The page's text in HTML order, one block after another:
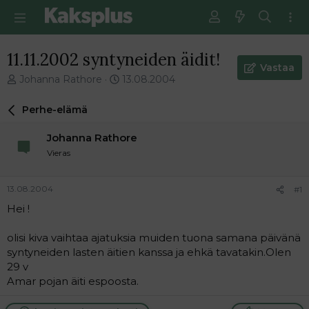
11.11.2002 syntyneiden äidit!
V
e
i
t
u
a
l
o
t
t
Johanna Rathore
E
m
i
e
i
13.08.2004
Vastaa
Perhe-elämä
Johanna Rathore
Vieras
13.08.2004 #1
Hei !
olisi kiva vaihtaa ajatuksia muiden tuona samana päivänä
syntyneiden lasten äitien kanssa ja ehkä tavatakin.Olen
29 v
Amar pojan äiti espoosta.